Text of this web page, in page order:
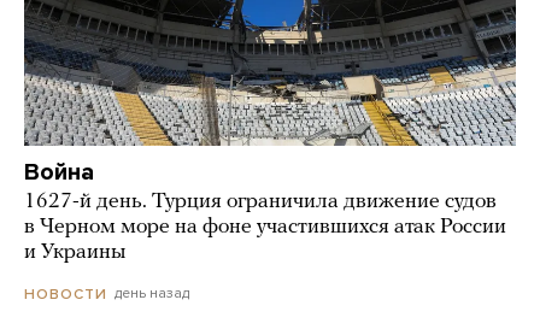
Война
1627-й день. Турция ограничила движение судов
в Черном море на фоне участившихся атак России
и Украины
НОВОСТИ день назад